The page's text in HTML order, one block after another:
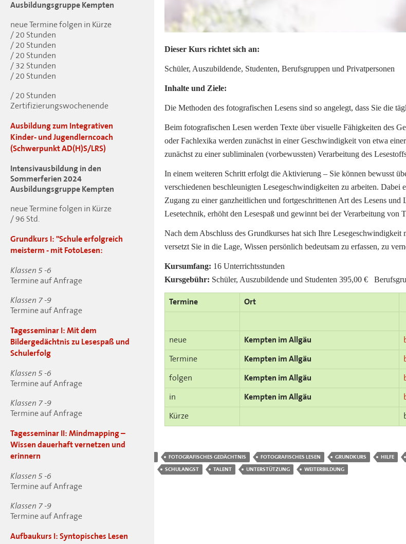
Dieser Kurs richtet sich an:
Schüler, Auszubildende, Studenten, Berufsgruppen und Privatpersonen
Inhalte und Ziele:
Die Methoden des fotografischen Lesens sind so angelegt, dass Sie die
Beim fotografischen Lesen werden Texte über visuelle Fähigkeiten des
oder Fachlexika werden zunächst in einer Geschwindigkeit von etwa
zunächst zu einer subliminalen (vorbewussten) Verarbeitung des
In einem weiteren Schritt erfolgt die Aktivierung – Sie können bewusst
verschiedenen beschleunigten Lesegeschwindigkeiten zu arbeiten.
Zugang zu einer ganzheitlichen und fortgeschrittenen Art des Lesens
Lesetechnik, erhöht den Lesespaß und gewinnt bei der Verarbeitung von
Nach dem Abschluss des Grundkurses hat sich Ihre
versetzt Sie in die Lage, Wissen persönlich bedeutsam zu erfassen, zu
Kursumfang: 16 Unterrichtsstunden
Kursgebühr: Schüler, Auszubildende und Studenten 395,00 €
Termine Ort
neue Kempten im Allgäu
Termine
Kempten im Allgäu
folgen
Kempten im Allgäu
in
Kempten im Allgäu
Kürze
ADHS AUSBILDUNG FOTOGRAFISCHES GEDÄCHTNIS FOTOGRAFISCHES LESEN GRUNDKURS HILFE
SCHULANGST TALENT UNTERSTÜTZUNG WEITERBILDUNG
Ausbildungsgruppe Kempten
neue Termine folgen in Kürze
/ 20 Stunden
/ 20 Stunden
/ 20 Stunden
/ 32 Stunden
/ 20 Stunden
/ 20 Stunden
Zertifizierungswochenende
Ausbildung zum Integrativen
Kinder- und Jugendlerncoach
(Schwerpunkt AD(H)S/LRS)
Intensivausbildung in den
Sommerferien 2024
Ausbildungsgruppe Kempten
neue Termine folgen in Kürze
/ 96 Std.
Grundkurs I: "Schule erfolgreich
meisterm - mit FotoLesen:
Klassen 5 -6
Termine auf Anfrage
Klassen 7 -9
Termine auf Anfrage
Tagesseminar I: Mit dem
Bildergedächtnis zu Lesespaß und
Schulerfolg
Klassen 5 -6
Termine auf Anfrage
Klassen 7 -9
Termine auf Anfrage
Tagesseminar II: Mindmapping –
Wissen dauerhaft vernetzen und
erinnern
Klassen 5 -6
Termine auf Anfrage
Klassen 7 -9
Termine auf Anfrage
Aufbaukurs I: Syntopisches Lesen